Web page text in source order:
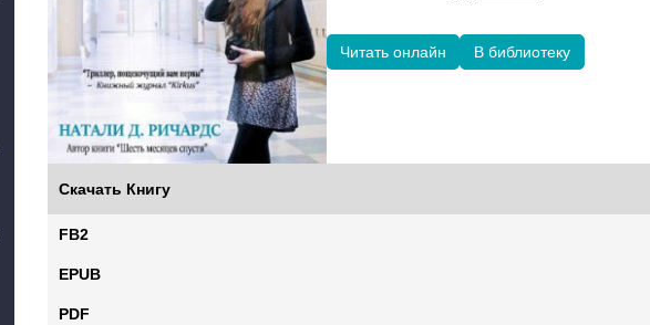
Читать онлайн В библиотеку
Скачать Книгу
FB2
EPUB
PDF